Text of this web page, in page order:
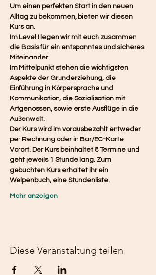
Um einen perfekten Start in den neuen
Alltag zu bekommen, bieten wir diesen
Kurs an.
Im Level I legen wir mit euch zusammen
die Basis für ein entspanntes und sicheres
Miteinander.
Im Mittelpunkt stehen die wichtigsten
Aspekte der Grunderziehung, die
Einführung in Körpersprache und
Kommunikation, die Sozialisation mit
Artgenossen, sowie erste Ausflüge in die
Außenwelt.
Der Kurs wird im vorausbezahlt entweder
per Rechnung oder in Bar/EC-Karte
Vorort. Der Kurs beinhaltet 8 Termine und
geht jeweils 1 Stunde lang. Zum
gebuchten Kurs erhaltet ihr ein
Welpenbuch, eine Stundenliste.
Mehr anzeigen
Diese Veranstaltung teilen